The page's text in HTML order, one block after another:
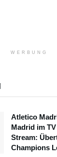
WERBUNG
Atletico
Madrid im
Stream:
Champions